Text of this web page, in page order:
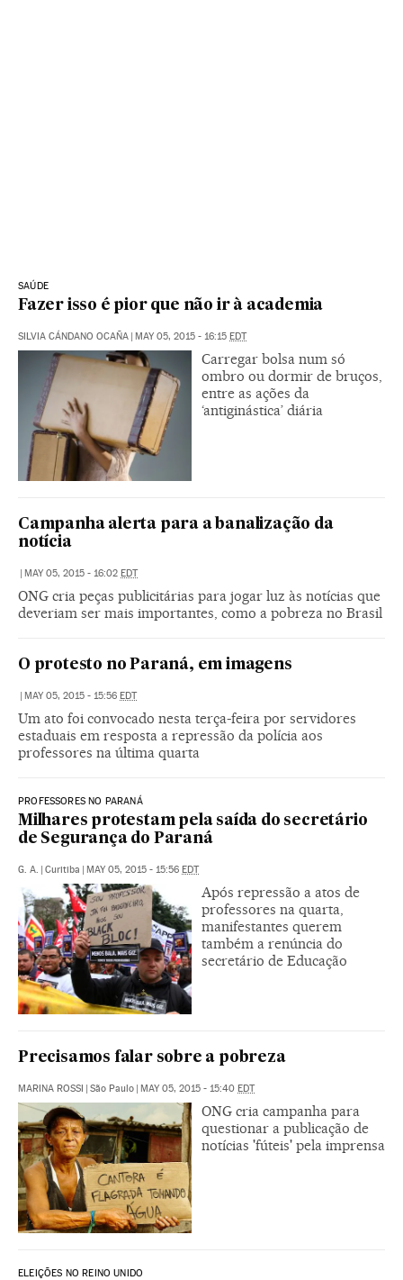
SAÚDE
Fazer isso é pior que não ir à academia
SILVIA CÁNDANO OCAÑA | MAY 05, 2015 - 16:15 EDT
Carregar bolsa num só
ombro ou dormir de bruços,
entre as ações da
‘antiginástica’ diária
Campanha alerta para a banalização da
notícia
| MAY 05, 2015 - 16:02 EDT
ONG cria peças publicitárias para jogar luz às notícias que
deveriam ser mais importantes, como a pobreza no Brasil
O protesto no Paraná, em imagens
| MAY 05, 2015 - 15:56 EDT
Um ato foi convocado nesta terça-feira por servidores
estaduais em resposta a repressão da polícia aos
professores na última quarta
PROFESSORES NO PARANÁ
Milhares protestam pela saída do secretário
de Segurança do Paraná
G. A. | Curitiba | MAY 05, 2015 - 15:56 EDT
Após repressão a atos de
professores na quarta,
manifestantes querem
também a renúncia do
secretário de Educação
Precisamos falar sobre a pobreza
MARINA ROSSI | São Paulo | MAY 05, 2015 - 15:40 EDT
ONG cria campanha para
questionar a publicação de
notícias 'fúteis' pela imprensa
ELEIÇÕES NO REINO UNIDO